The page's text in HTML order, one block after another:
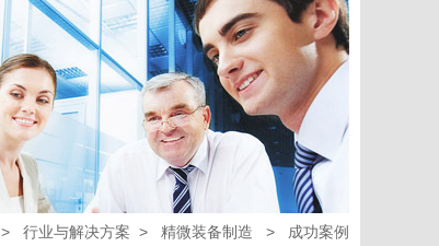
> 行业与解决方案 > 精微装备制造 > 成功案例